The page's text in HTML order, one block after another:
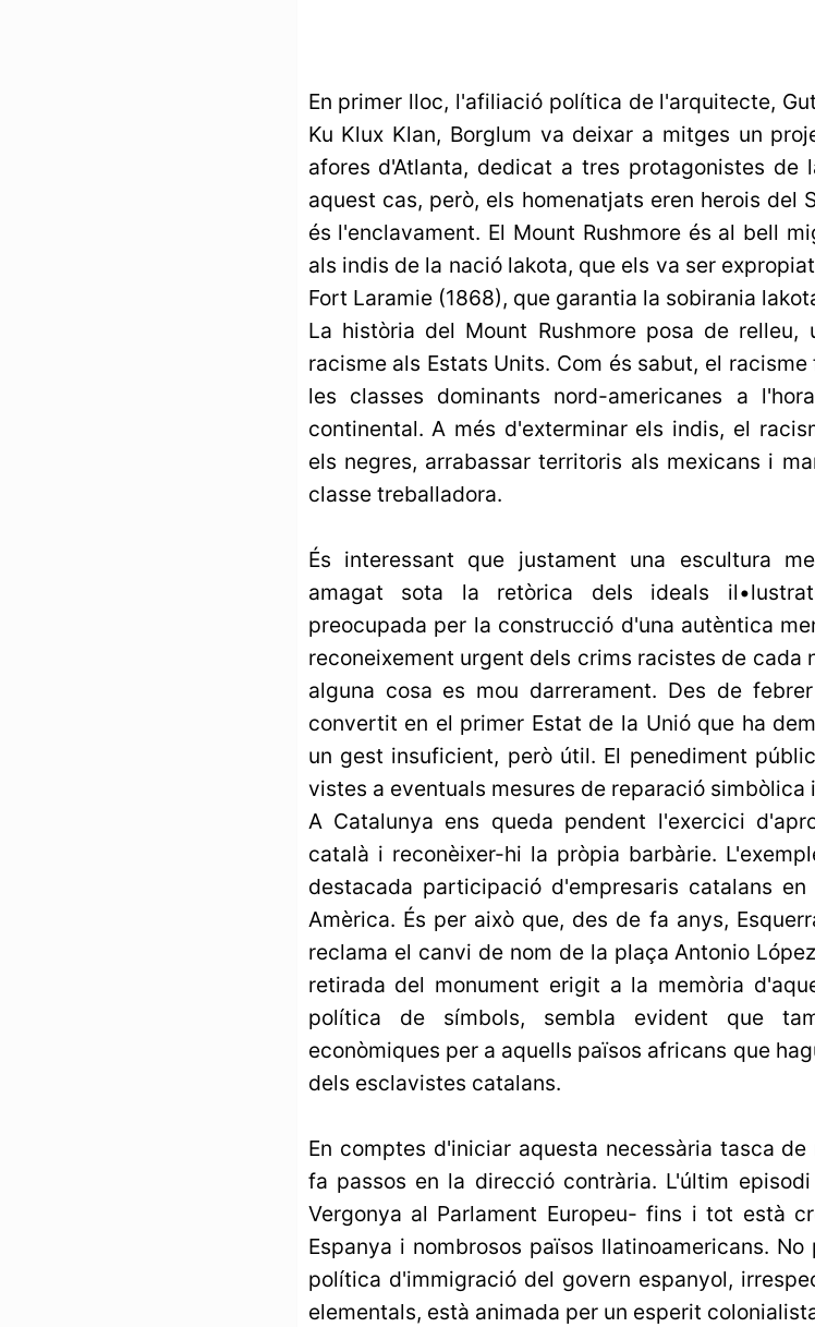
En primer lloc, l'afiliació política de l'arquitecte,
Ku Klux Klan, Borglum va deixar a mitges un
afores d'Atlanta, dedicat a tres protagonistes de
aquest cas, però, els homenatjats eren herois del
és l'enclavament. El Mount Rushmore és al bell
als indis de la nació lakota, que els va ser
Fort Laramie (1868), que garantia la sobirania
La història del Mount Rushmore posa de
racisme als Estats Units. Com és sabut, el
les classes dominants nord-americanes a
continental. A més d'exterminar els indis, el
els negres, arrabassar territoris als mexicans i
classe treballadora.
És interessant que justament una escultura
amagat sota la retòrica dels ideals
preocupada per la construcció d'una autèntica
reconeixement urgent dels crims racistes de cada
alguna cosa es mou darrerament. Des de
convertit en el primer Estat de la Unió que ha
un gest insuficient, però útil. El penediment
vistes a eventuals mesures de reparació simbòlica
A Catalunya ens queda pendent l'exercici
català i reconèixer-hi la pròpia barbàrie.
destacada participació d'empresaris catalans
Amèrica. És per això que, des de fa anys,
reclama el canvi de nom de la plaça Antonio
retirada del monument erigit a la memòria
política de símbols, sembla evident que
econòmiques per a aquells països africans que
dels esclavistes catalans.
En comptes d'iniciar aquesta necessària tasca
fa passos en la direcció contrària. L'últim
Vergonya al Parlament Europeu- fins i tot està
Espanya i nombrosos països llatinoamericans.
política d'immigració del govern espanyol,
elementals, està animada per un esperit